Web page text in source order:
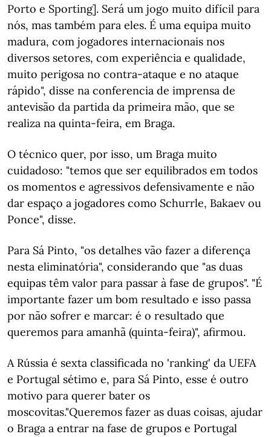
Porto e Sporting]. Será um jogo muito difícil para
nós, mas também para eles. É uma equipa muito
madura, com jogadores internacionais nos
diversos setores, com experiência e qualidade,
muito perigosa no contra-ataque e no ataque
rápido", disse na conferencia de imprensa de
antevisão da partida da primeira mão, que se
realiza na quinta-feira, em Braga.
O técnico quer, por isso, um Braga muito
cuidadoso: "temos que ser equilibrados em todos
os momentos e agressivos defensivamente e não
dar espaço a jogadores como Schurrle, Bakaev ou
Ponce", disse.
Para Sá Pinto, "os detalhes vão fazer a diferença
nesta eliminatória", considerando que "as duas
equipas têm valor para passar à fase de grupos". "É
importante fazer um bom resultado e isso passa
por não sofrer e marcar: é o resultado que
queremos para amanhã (quinta-feira)", afirmou.
A Rússia é sexta classificada no 'ranking' da UEFA
e Portugal sétimo e, para Sá Pinto, esse é outro
motivo para querer bater os
moscovitas."Queremos fazer as duas coisas, ajudar
o Braga a entrar na fase de grupos e Portugal